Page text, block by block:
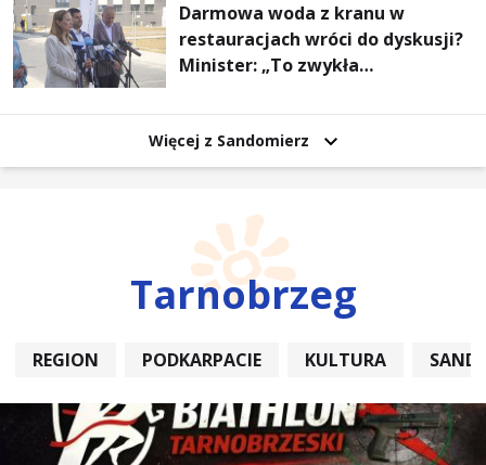
Darmowa woda z kranu w
restauracjach wróci do dyskusji?
Minister: „To zwykła
Więcej z Sandomierz
Tarnobrzeg
REGION PODKARPACIE KULTURA